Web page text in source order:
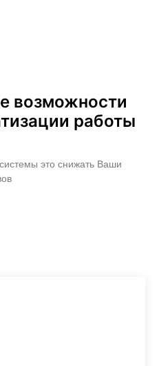
возможности
работы
это снижать Ваши